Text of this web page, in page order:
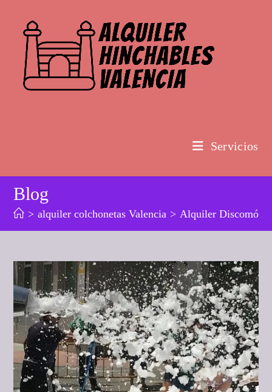
contenido
Servicios
Blog
> alquiler colchonetas Valencia > Alquiler